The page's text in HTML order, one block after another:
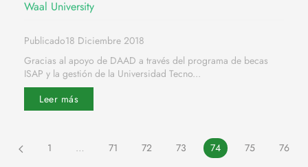
Waal University
Publicado18 Diciembre 2018
Gracias al apoyo de DAAD a través del programa de becas
ISAP y la gestión de la Universidad Tecno...
Leer más
1 … 71 72 73 74 75
76